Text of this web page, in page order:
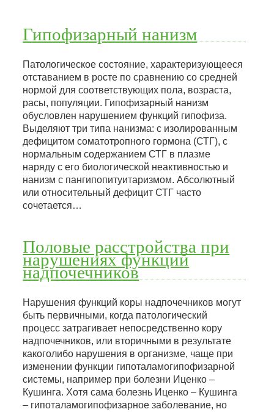
Гипофизарный нанизм
Патологическое состояние, характеризующееся
отставанием в росте по сравнению со средней
нормой для соответствующих пола, возраста,
расы, популяции. Гипофизарный нанизм
обусловлен нарушением функций гипофиза.
Выделяют три типа нанизма: с изолированным
дефицитом соматотропного гормона (СТГ), с
нормальным содержанием СТГ в плазме
наряду с его биологической неактивностью и
нанизм с пангипопитуитаризмом. Абсолютный
или относительный дефицит СТГ часто
сочетается…
Половые расстройства при
нарушениях функций
надпочечников
Нарушения функций коры надпочечников могут
быть первичными, когда патологический
процесс затрагивает непосредственно кору
надпочечников, или вторичными в результате
какоголибо нарушения в организме, чаще при
изменении функции гипоталамогипофизарной
системы, например при болезни Иценко –
Кушинга. Хотя сама болезнь Иценко – Кушинга
– гипоталамогипофизарное заболевание, но